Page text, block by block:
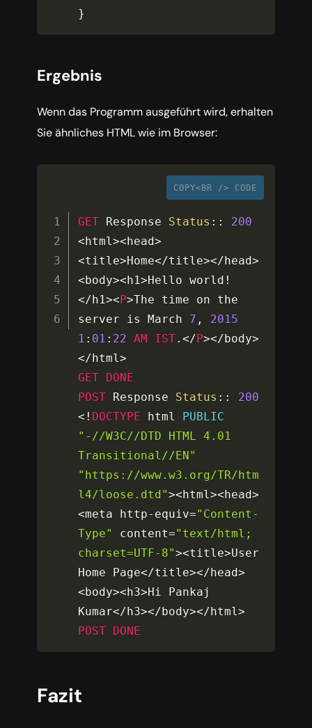
}
Ergebnis
Wenn das Programm ausgeführt wird, erhalten
Sie ähnliches HTML wie im Browser:
COPY<BR /> CODE
GET Response Status ::
200
< html>< head>
<title>Home</title></ head>
< body>< h1>Hello world !
</ h1>< P>The time on the
server is March 7 ,
2015
1 : 01 : 22 AM IST.</ P></ body>
</ html>
GET
DONE
POST Response Status ::
200
< ! DOCTYPE html
PUBLIC
"-//W3C//DTD HTML 4.01
Transitional//EN"
"https://www.w3.org/TR/htm
l4/loose.dtd">< html>< head>
<meta http- equiv="Content-
Type"
content="text/html;
charset=UTF-8"><title>User
Home Page</title></ head>
< body>< h3>Hi Pankaj
Kumar</ h3></ body></ html>
POST
DONE
Fazit